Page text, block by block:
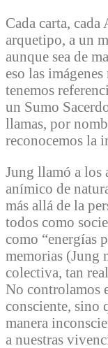
Cada carta,
arquetipo, a un
aunque sea de
eso las
tenemos
un Sumo
llamas, por
reconocemos la
Jung llamó a los
anímico de
más allá de la
todos como
como “energías
memorias (Jung
colectiva, tan
No controlamos
consciente, sino
manera
a nuestras